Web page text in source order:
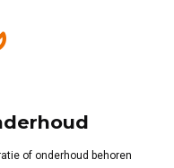
of onderhoud behoren